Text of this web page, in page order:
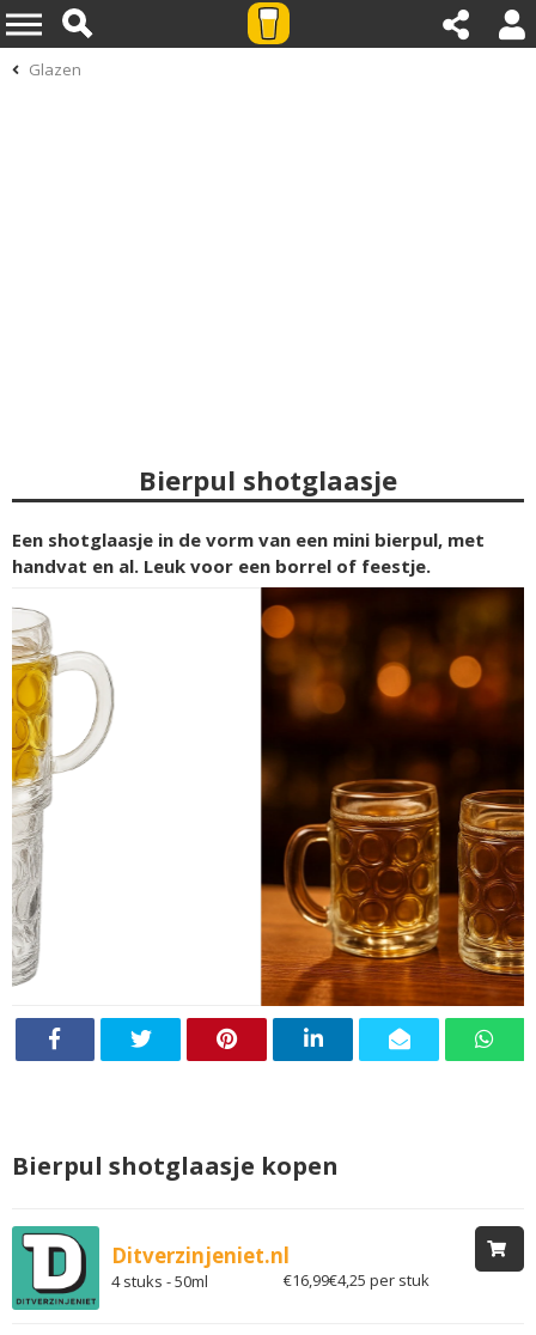
Glazen
Bierpul shotglaasje
Een shotglaasje in de vorm van een mini bierpul, met
handvat en al. Leuk voor een borrel of feestje.
Bierpul shotglaasje kopen
Ditverzinjeniet.nl
4 stuks - 50ml €16,99€4,25 per stuk